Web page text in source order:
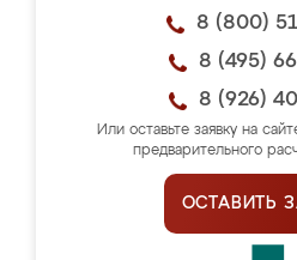
8 (800)
8 (495)
8 (926)
Или оставьте заявку на
предварительного
ОСТАВИТЬ